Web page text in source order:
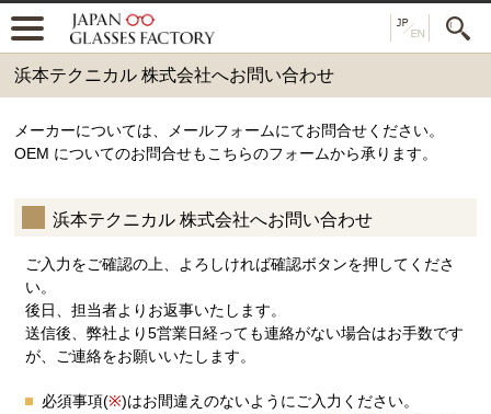
浜本テクニカル 株式会社へお問い合わせ
メーカーについては、メールフォームにてお問合せください。
OEM についてのお問合せもこちらのフォームから承ります。
浜本テクニカル 株式会社へお問い合わせ
ご入力をご確認の上、よろしければ確認ボタンを押してくださ
い。
後日、担当者よりお返事いたします。
送信後、弊社より5営業日経っても連絡がない場合はお手数です
が、ご連絡をお願いいたします。
必須事項(※)はお間違えのないようにご入力ください。